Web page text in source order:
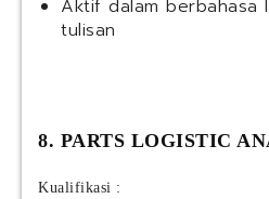
Aktif dalam berbahasa
tulisan
8. PARTS LOGISTIC
Kualifikasi :